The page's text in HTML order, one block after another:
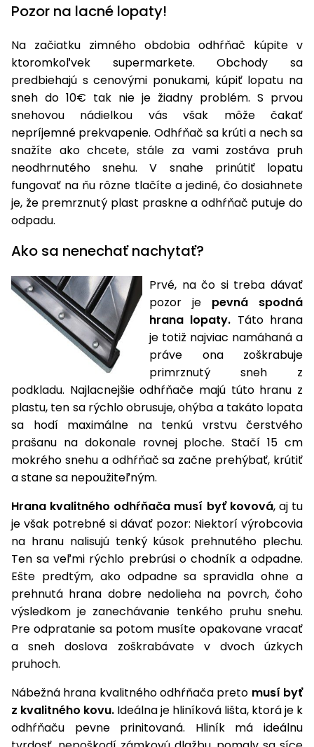
Náhradné
Vidly
Štiepačky
Drviče
vetiev
Špalíkovače
Fukáre a
vysávače
na lístie
Záhradné
vozíky
Fúriky
Rozmetadlá
a posypové
vozíky
Čerpadlá
Vysokotlakové
umývačky
Zametacie
stroje
frézy
Odhŕňače
a lopaty
na sneh
Postrekovače
a rosiče
Príslušenstvo
boxy
Ochrana
rastlín
Záhradné
koše
Krhly
obrubníky
Tieniace
textílie
Odpudzovače
a pasce
stoly
Vibračné
dosky
Transportéry
Rezačky
betón
Meracie
prístroje
autobatérií
Vykurovanie
Navijaky
Príslušenstvo
Bagre
vozíky
Prilby
Doplnky
Pozor na lacné lopaty!
Na začiatku zimného obdobia odhŕňač kúpite v
ktoromkoľvek supermarkete. Obchody sa
predbiehajú s cenovými ponukami, kúpiť lopatu na
sneh do 10€ tak nie je žiadny problém. S prvou
snehovou nádielkou vás však môže čakať
nepríjemné prekvapenie. Odhŕňač sa krúti a nech sa
snažíte ako chcete, stále za vami zostáva pruh
neodhrnutého snehu. V snahe prinútiť lopatu
fungovať na ňu rôzne tlačíte a jediné, čo dosiahnete
je, že premrznutý plast praskne a odhŕňač putuje do
odpadu.
Ako sa nenechať nachytať?
Prvé, na čo si treba dávať
pozor je pevná spodná
hrana lopaty. Táto hrana
je totiž najviac namáhaná a
práve ona zoškrabuje
primrznutý sneh z
podkladu. Najlacnejšie odhŕňače majú túto hranu z
plastu, ten sa rýchlo obrusuje, ohýba a takáto lopata
sa hodí maximálne na tenkú vrstvu čerstvého
prašanu na dokonale rovnej ploche. Stačí 15 cm
mokrého snehu a odhŕňač sa začne prehýbať, krútiť
a stane sa nepoužiteľným.
Hrana kvalitného odhŕňača musí byť kovová, aj tu
je však potrebné si dávať pozor: Niektorí výrobcovia
na hranu nalisujú tenký kúsok prehnutého plechu.
Ten sa veľmi rýchlo prebrúsi o chodník a odpadne.
Ešte predtým, ako odpadne sa spravidla ohne a
prehnutá hrana dobre nedolieha na povrch, čoho
výsledkom je zanechávanie tenkého pruhu snehu.
Pre odpratanie sa potom musíte opakovane vracať
a sneh doslova zoškrabávate v dvoch úzkych
pruhoch.
Nábežná hrana kvalitného odhŕňača preto musí byť
z kvalitného kovu. Ideálna je hliníková lišta, ktorá je k
odhŕňaču pevne prinitovaná. Hliník má ideálnu